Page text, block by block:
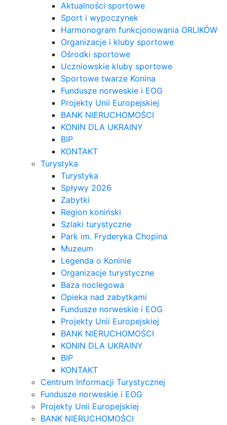
Aktualności sportowe
Sport i wypoczynek
Harmonogram funkcjonowania ORLIKÓW
Organizacje i kluby sportowe
Ośrodki sportowe
Uczniowskie kluby sportowe
Sportowe twarze Konina
Fundusze norweskie i EOG
Projekty Unii Europejskiej
BANK NIERUCHOMOŚCI
KONIN DLA UKRAINY
BIP
KONTAKT
Turystyka
Turystyka
Spływy 2026
Zabytki
Region koniński
Szlaki turystyczne
Park im. Fryderyka Chopina
Muzeum
Legenda o Koninie
Organizacje turystyczne
Baza noclegowa
Opieka nad zabytkami
Fundusze norweskie i EOG
Projekty Unii Europejskiej
BANK NIERUCHOMOŚCI
KONIN DLA UKRAINY
BIP
KONTAKT
Centrum Informacji Turystycznej
Fundusze norweskie i EOG
Projekty Unii Europejskiej
BANK NIERUCHOMOŚCI